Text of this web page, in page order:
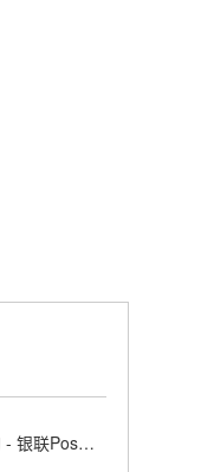
银联正规POS机去哪里办理的 - 银联Poss机官网